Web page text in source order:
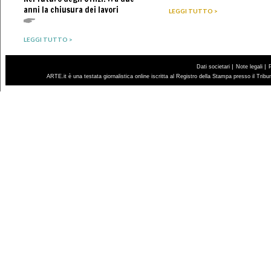
anni la chiusura dei lavori
LEGGI TUTTO >
LEGGI TUTTO >
Dati societari | Note legali |
ARTE.it è una testata giornalistica online iscritta al Registro della Stampa presso il